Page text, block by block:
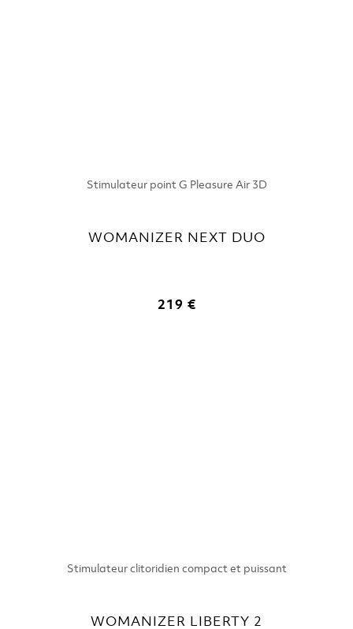
WOMANIZER NEXT DUO
Stimulateur point G Pleasure Air 3D
219 €
WOMANIZER LIBERTY 2
Stimulateur clitoridien compact et puissant